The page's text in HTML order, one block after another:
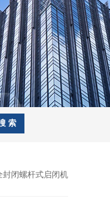
封闭螺杆式启闭机